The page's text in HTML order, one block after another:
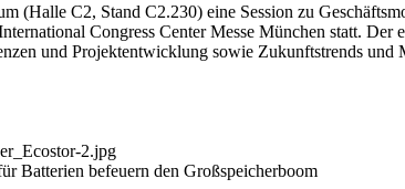
(Halle C2, Stand C2.230) eine Session zu
Congress Center Messe München statt. Der
und Projektentwicklung sowie Zukunftstrends
2.jpg
Batterien befeuern den Großspeicherboom